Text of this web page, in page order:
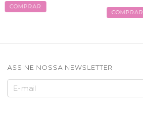
COMPRAR
COMPRAR
ASSINE NOSSA NEWSLETTER